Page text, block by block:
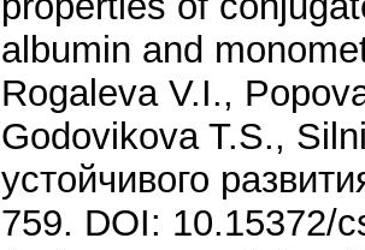
albumin and
Rogaleva V.I.,
Godovikova T.S.,
устойчивого
759. DOI: 10.15372/